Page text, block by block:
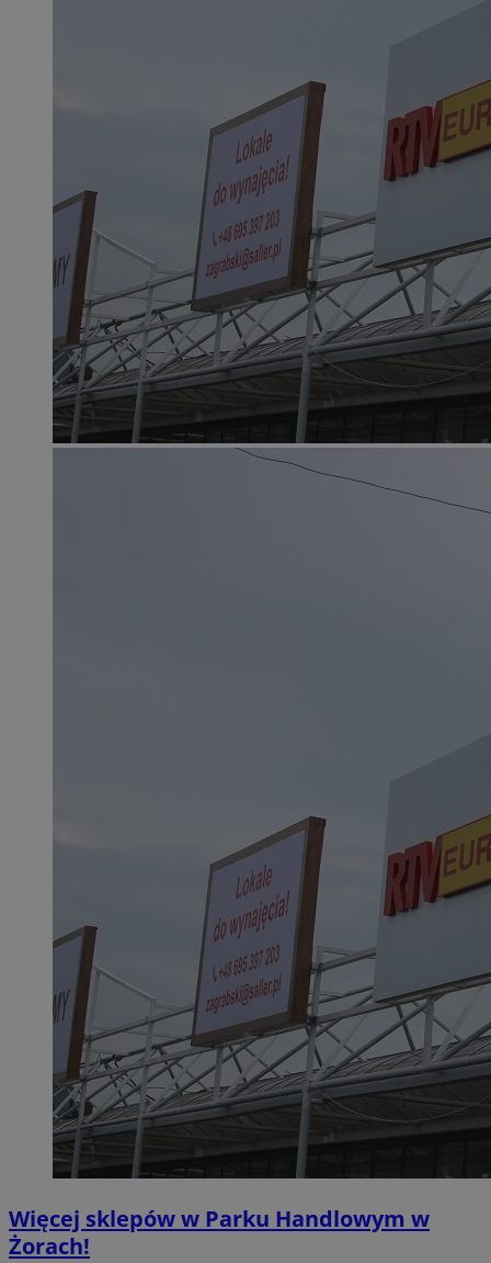
Więcej sklepów w Parku Handlowym w
Żorach!